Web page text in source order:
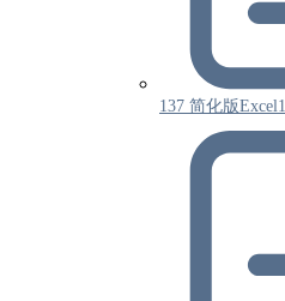
137 简化版Excel1